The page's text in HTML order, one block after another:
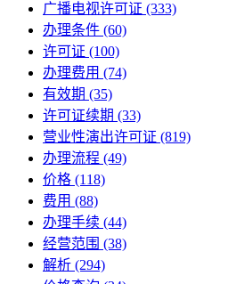
广播电视许可证 (333)
办理条件 (60)
许可证 (100)
办理费用 (74)
有效期 (35)
许可证续期 (33)
营业性演出许可证 (819)
办理流程 (49)
价格 (118)
费用 (88)
办理手续 (44)
经营范围 (38)
解析 (294)